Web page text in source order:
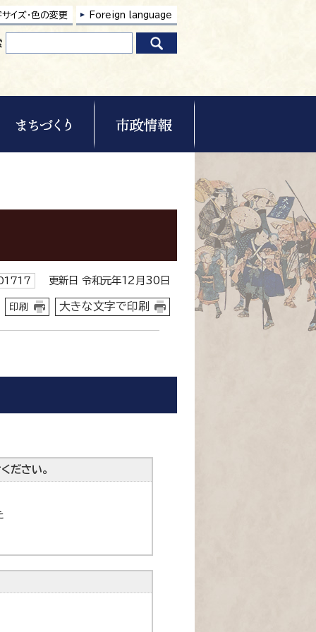
イズ・色の変更 Foreign language
更新日 令和元年12月30日
印刷 大きな文字で印刷
ださい。